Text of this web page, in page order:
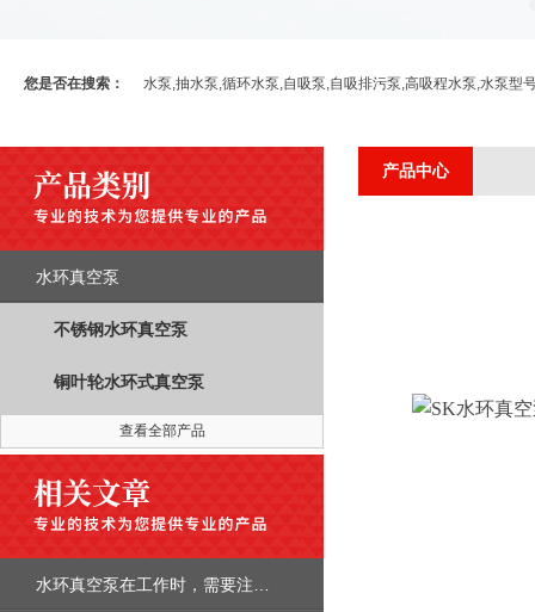
您是否在搜索： 水泵,抽水泵,循环水泵,自吸泵,自吸排污泵,高吸程水泵,水泵型
水环真空泵
不锈钢水环真空泵
铜叶轮水环式真空泵
查看全部产品
水环真空泵在工作时，需要注意的几个方面
产品中心